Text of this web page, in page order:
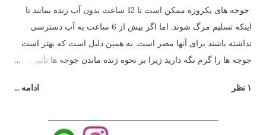
جوجه های یکروزه ممکن است تا 12 ساعت بدون آب زنده بمانند تا
اینکه تسلیم مرگ شوند. اما اگر بیش از 6 ساعت به آب دسترسی
نداشته باشند برای آنها مضر است. به همین دلیل است که بهتر است
جوجه ها را گرم نگه دارید زیرا بر نحوه زنده ماندن جوجه ها تأثیر می
۱ نظر ادامه ...